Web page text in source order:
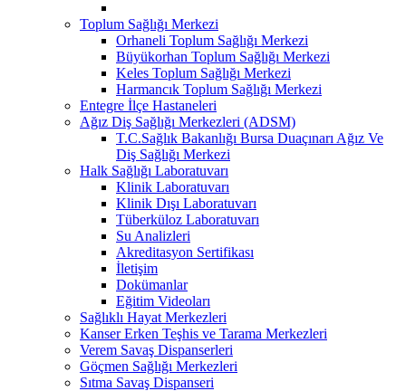
Toplum Sağlığı Merkezi
Orhaneli Toplum Sağlığı Merkezi
Büyükorhan Toplum Sağlığı Merkezi
Keles Toplum Sağlığı Merkezi
Harmancık Toplum Sağlığı Merkezi
Entegre İlçe Hastaneleri
Ağız Diş Sağlığı Merkezleri (ADSM)
T.C.Sağlık Bakanlığı Bursa Duaçınarı Ağız Ve
Diş Sağlığı Merkezi
Halk Sağlığı Laboratuvarı
Klinik Laboratuvarı
Klinik Dışı Laboratuvarı
Tüberküloz Laboratuvarı
Su Analizleri
Akreditasyon Sertifikası
İletişim
Dokümanlar
Eğitim Videoları
Sağlıklı Hayat Merkezleri
Kanser Erken Teşhis ve Tarama Merkezleri
Verem Savaş Dispanserleri
Göçmen Sağlığı Merkezleri
Sıtma Savaş Dispanseri